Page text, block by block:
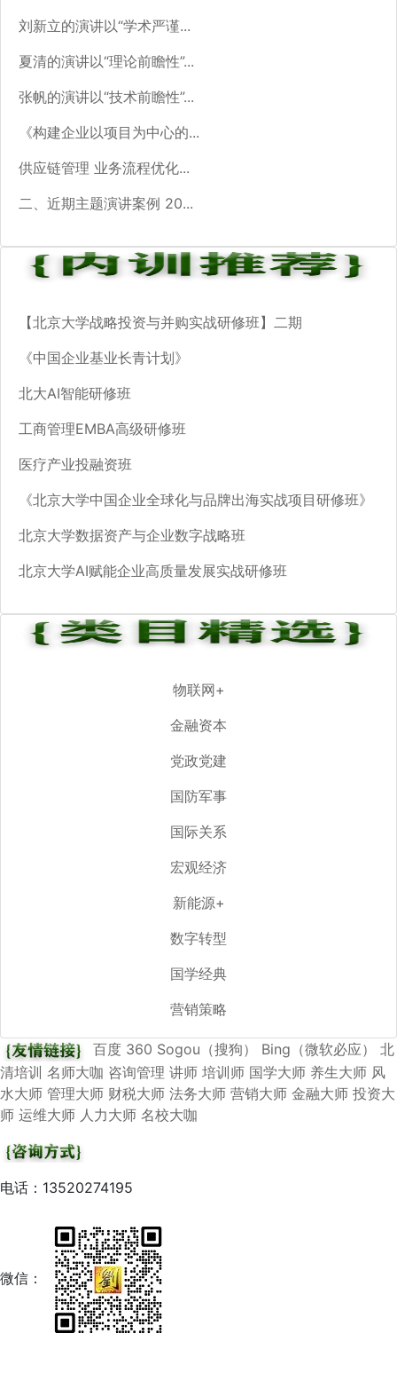
刘新立的演讲以“学术严谨...
夏清的演讲以“理论前瞻性”...
张帆的演讲以“技术前瞻性”...
《构建企业以项目为中心的...
供应链管理 业务流程优化...
二、近期主题演讲案例 20...
【北京大学战略投资与并购实战研修班】二期
《中国企业基业长青计划》
北大AI智能研修班
工商管理EMBA高级研修班
医疗产业投融资班
《北京大学中国企业全球化与品牌出海实战项目研修班》
北京大学数据资产与企业数字战略班
北京大学AI赋能企业高质量发展实战研修班
物联网+
金融资本
党政党建
国防军事
国际关系
宏观经济
新能源+
数字转型
国学经典
营销策略
百度 360 Sogou（搜狗） Bing（微软必应）
北
清培训 名师大咖 咨询管理 讲师 培训师 国学大师 养生大师 风
水大师 管理大师 财税大师 法务大师 营销大师 金融大师 投资大
师 运维大师 人力大师 名校大咖
电话：13520274195
微信：